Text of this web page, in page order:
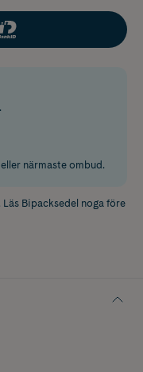
närmaste ombud.
Läs Bipacksedel noga före